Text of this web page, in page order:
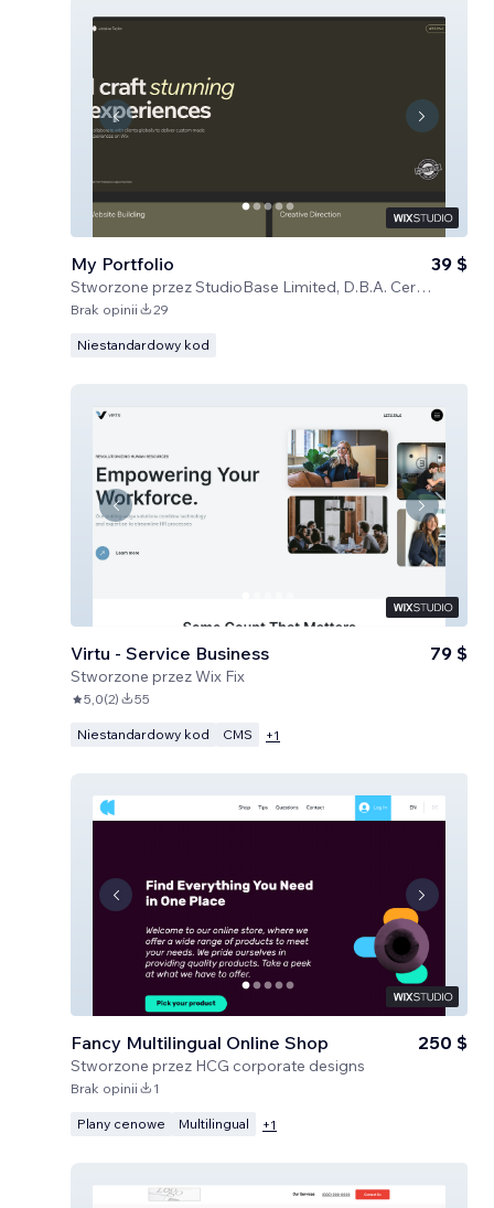
My Portfolio
Stworzone przezStudioBase Limited, D.B.A. Certified Code
39 $
Brak opinii 29
Niestandardowy kod
Virtu - Service Business
Stworzone przezWix Fix
79 $
5,0(2) 55
Niestandardowy kod CMS +1
Fancy Multilingual Online Shop
Stworzone przez HCG corporate designs
250 $
Brak opinii 1
Plany cenowe Multilingual +1